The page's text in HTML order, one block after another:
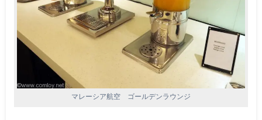
マレーシア航空 ゴールデンラウンジ